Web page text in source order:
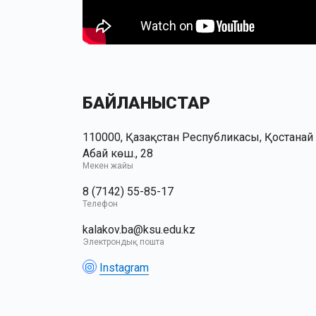
БАЙЛАНЫСТАР
110000, Қазақстан Республикасы, Қостанай
Абай көш., 28
Мекен жайы
8 (7142) 55-85-17
Телефон
kalakov.ba@ksu.edu.kz
Электрондық пошта
Instagram